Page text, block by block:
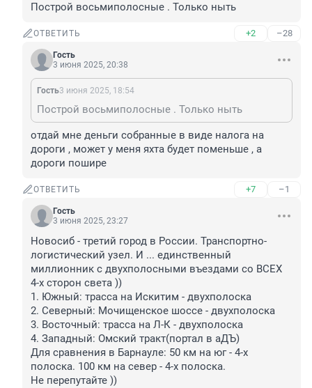
Построй восьмиполосные . Только ныть
ОТВЕТИТЬ +2 –28
Гость
3 июня 2025, 20:38
Гость3 июня 2025, 18:54
Построй восьмиполосные . Только ныть
отдай мне деньги собранные в виде налога на
дороги , может у меня яхта будет поменьше , а
дороги пошире
ОТВЕТИТЬ +7 –1
Гость
3 июня 2025, 23:27
Новосиб - третий город в России. Транспортно-
логистический узел. И ... единственный
миллионник с двухполосными въездами со ВСЕХ
4-х сторон света ))
1. Южный: трасса на Искитим - двухполоска
2. Северный: Мочищенское шоссе - двухполоска
3. Восточный: трасса на Л-К - двухполоска
4. Западный: Омский тракт(портал в аДЪ)
Для сравнения в Барнауле: 50 км на юг - 4-х
полоска. 100 км на север - 4-х полоска.
Не перепутайте ))